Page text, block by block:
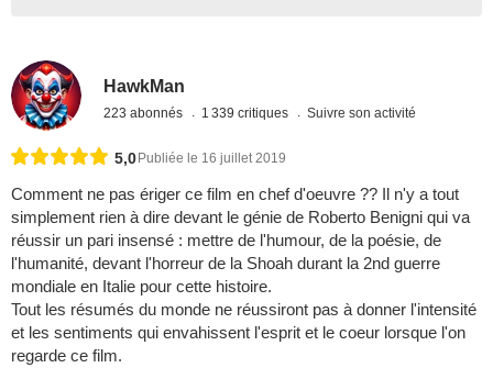
HawkMan
223 abonnés 1 339 critiques Suivre son activité
5,0 Publiée le 16 juillet 2019
Comment ne pas ériger ce film en chef d'oeuvre ?? Il n'y a tout
simplement rien à dire devant le génie de Roberto Benigni qui va
réussir un pari insensé : mettre de l'humour, de la poésie, de
l'humanité, devant l'horreur de la Shoah durant la 2nd guerre
mondiale en Italie pour cette histoire.
Tout les résumés du monde ne réussiront pas à donner l'intensité
et les sentiments qui envahissent l'esprit et le coeur lorsque l'on
regarde ce film.